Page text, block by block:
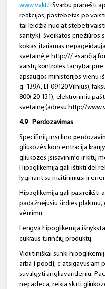
www.vvkt.ltSvarbu pranešti
reakcijas, pastebėtas po
tai leidžia nuolat stebėti
santykį. Sveikatos priežiūros
kokias įtariamas
svetainėje http:/// esančią
vaistų kontrolės tarnybai prie
apsaugos ministerijos vienu
g. 139A, LT 09120 Vilnius),
800) 20 131), elektroniniu
svetainę (adresu http://
4.9 Perdozavimas
Specifinių insulino
gliukozės koncentracija
gliukozės įsisavinimo ir kitų
Hipoglikemija gali ištikti dėl
lyginant su maitinimusi ir
Hipoglikemija gali pasireikšti
padažnėjusiu širdies plakimu,
vėmimu.
Lengva hipoglikemija
cukraus turinčių produktų.
Vidutiniškai sunki
arba į poodį, o atsigavusiam
suvalgyti angliavandenių.
nepadeda, reikia skirti